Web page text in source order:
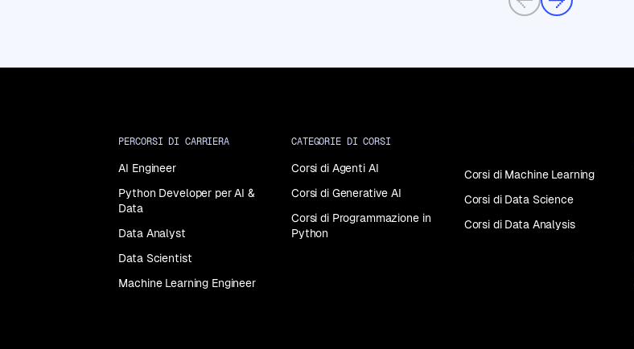
Previous
Next
PERCORSI DI CARRIERA
AI Engineer
Python Developer per AI &
Data
Data Analyst
Data Scientist
Machine Learning Engineer
CATEGORIE DI CORSI
Corsi di Agenti AI
Corsi di Generative AI
Corsi di Programmazione in
Python
Corsi di Machine Learning
Corsi di Data Science
Corsi di Data Analysis